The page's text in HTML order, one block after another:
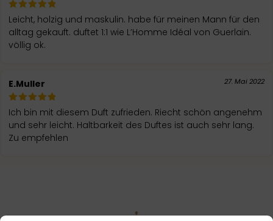
Leicht, holzig und maskulin. habe für meinen Mann für den
alltag gekauft. duftet 1:1 wie L’Homme Idéal von Guerlain.
völlig ok.
E.Muller 27. Mai 2022
Ich bin mit diesem Duft zufrieden. Riecht schön angenehm
und sehr leicht. Haltbarkeit des Duftes ist auch sehr lang.
Zu empfehlen